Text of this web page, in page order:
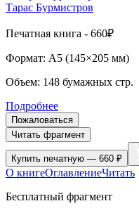
Тарас Бурмистров
Печатная книга - 660₽
Формат: A5 (145×205 мм)
Объем: 148 бумажных стр.
Подробнее
Пожаловаться
Читать фрагмент
Купить печатную — 660 ₽
О книгеОглавлениеЧитать
Бесплатный фрагмент